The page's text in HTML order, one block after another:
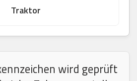
Traktor
wird geprüft